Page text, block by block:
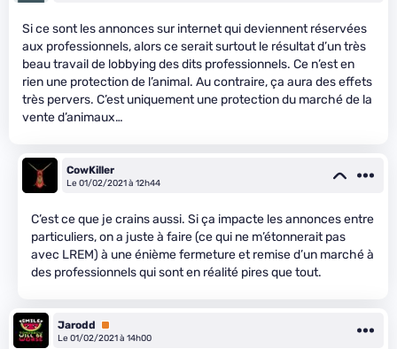
Si ce sont les annonces sur internet qui deviennent réservées
aux professionnels, alors ce serait surtout le résultat d’un très
beau travail de lobbying des dits professionnels. Ce n’est en
rien une protection de l’animal. Au contraire, ça aura des effets
très pervers. C’est uniquement une protection du marché de la
vente d’animaux…
CowKiller
Le 01/02/2021 à 12h44
C’est ce que je crains aussi. Si ça impacte les annonces entre
particuliers, on a juste à faire (ce qui ne m’étonnerait pas
avec LREM) à une énième fermeture et remise d’un marché à
des professionnels qui sont en réalité pires que tout.
Jarodd
Premium
Le 01/02/2021 à 14h00